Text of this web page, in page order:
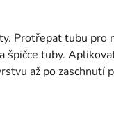
Protřepat tubu
špičce tuby.
až po zaschnutí